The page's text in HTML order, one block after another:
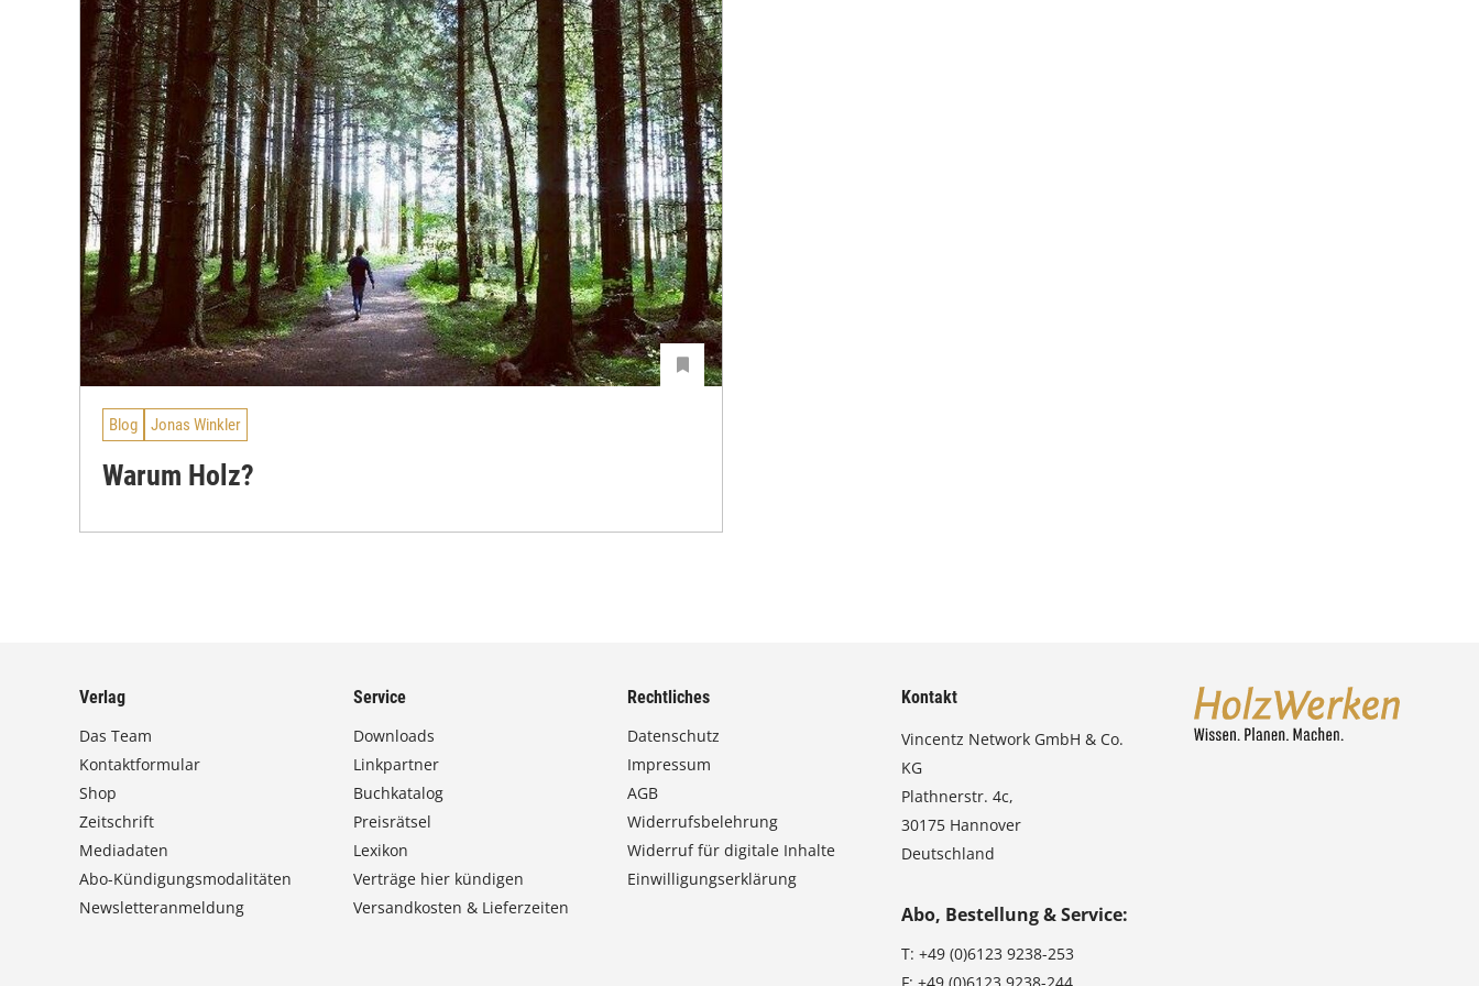
Blog Jonas Winkler
Warum Holz?
Verlag
Das Team
Kontaktformular
Shop
Zeitschrift
Mediadaten
Abo-Kündigungsmodalitäten
Newsletteranmeldung
Service
Downloads
Linkpartner
Buchkatalog
Preisrätsel
Lexikon
Verträge hier kündigen
Versandkosten & Lieferzeiten
Rechtliches
Datenschutz
Impressum
AGB
Widerrufsbelehrung
Widerruf für digitale Inhalte
Einwilligungserklärung
Kontakt
Vincentz Network GmbH & Co.
KG
Plathnerstr. 4c,
30175 Hannover
Deutschland
Abo, Bestellung & Service:
T:+49 (0)6123 9238-253